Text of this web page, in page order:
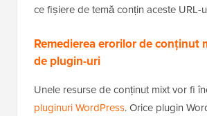
ce fișiere de temă conțin aceste URL-
Remedierea erorilor de conținut
de plugin-uri
Unele resurse de conținut mixt vor fi
pluginuri WordPress. Orice plugin